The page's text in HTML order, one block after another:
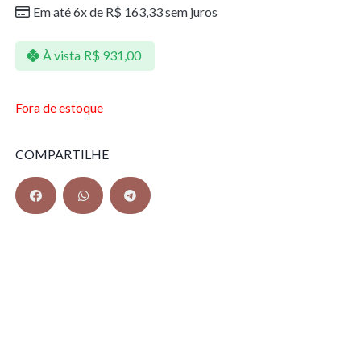
Em até 6x de R$ 163,33sem juros
À vista R$ 931,00
Fora de estoque
COMPARTILHE